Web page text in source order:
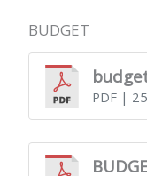
BUDGET
PDF|